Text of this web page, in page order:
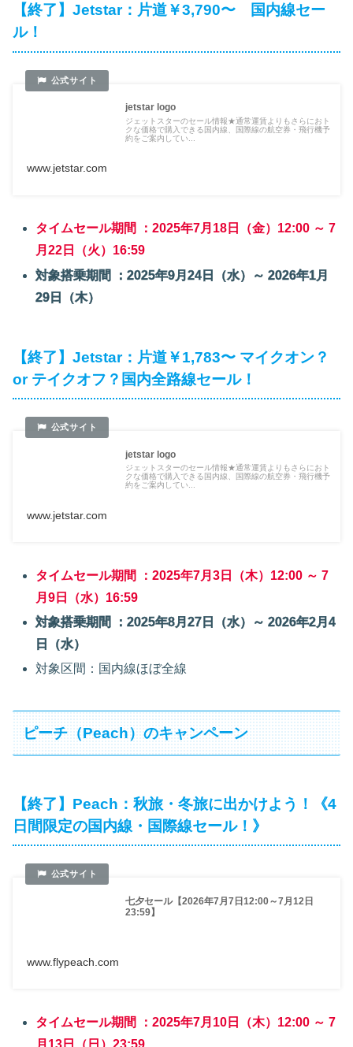
【終了】Jetstar：片道￥3,790〜 国内線セー
ル！
jetstar logo
ジェットスターのセール情報★通常運賃よりもさらにおト
クな価格で購入できる国内線、国際線の航空券・飛行機予
約をご案内してい...
www.jetstar.com
タイムセール期間 ：2025年7月18日（金）12:00 ～ 7
月22日（火）16:59
対象搭乗期間 ：2025年9月24日（水）～ 2026年1月
29日（木）
【終了】Jetstar：片道￥1,783〜 マイクオン？
or テイクオフ？国内全路線セール！
jetstar logo
ジェットスターのセール情報★通常運賃よりもさらにおト
クな価格で購入できる国内線、国際線の航空券・飛行機予
約をご案内してい...
www.jetstar.com
タイムセール期間 ：2025年7月3日（木）12:00 ～ 7
月9日（水）16:59
対象搭乗期間 ：2025年8月27日（水）～ 2026年2月4
日（水）
対象区間：国内線ほぼ全線
ピーチ（Peach）のキャンペーン
【終了】Peach：秋旅・冬旅に出かけよう！《4
日間限定の国内線・国際線セール！》
七夕セール【2026年7月7日12:00～7月12日
23:59】
www.flypeach.com
タイムセール期間 ：2025年7月10日（木）12:00 ～ 7